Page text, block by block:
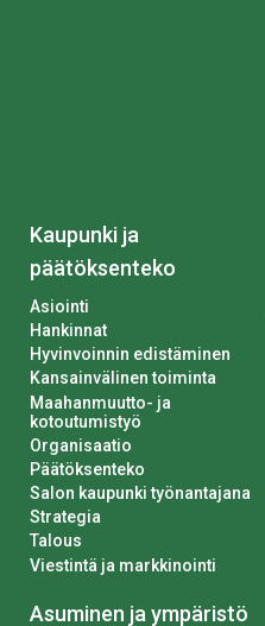
Kaupunki ja
päätöksenteko
Asiointi
Hankinnat
Hyvinvoinnin edistäminen
Kansainvälinen toiminta
Maahanmuutto- ja
kotoutumistyö
Organisaatio
Päätöksenteko
Salon kaupunki työnantajana
Strategia
Talous
Viestintä ja markkinointi
Asuminen ja ympäristö